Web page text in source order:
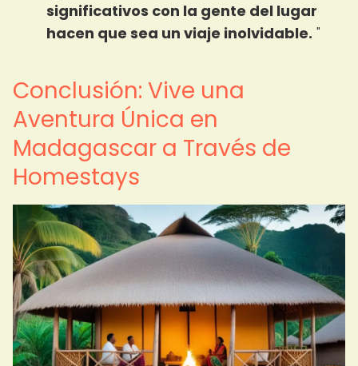
significativos con la gente del lugar
hacen que sea un viaje inolvidable. "
Conclusión: Vive una
Aventura Única en
Madagascar a Través de
Homestays